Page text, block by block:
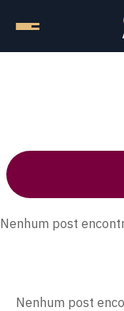
Nenhum post
Nenhum post